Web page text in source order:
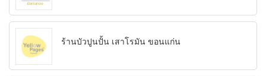
ร้านบัวปูนปั้น เสาโรมัน ขอนแก่น